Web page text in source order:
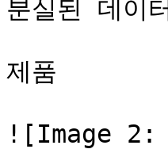
분실된 데이
제품
![Image 2: